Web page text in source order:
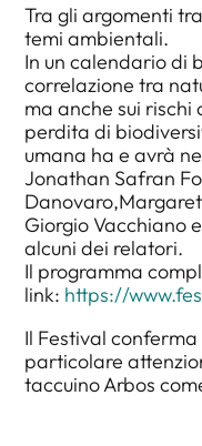
Tra gli argomenti
temi ambientali.
In un calendario di
correlazione tra
ma anche sui rischi
perdita di
umana ha e avrà
Jonathan Safran
Giorgio Vacchiano
alcuni dei relatori.
Il programma
link: https://
Il Festival conferma
particolare
taccuino Arbos